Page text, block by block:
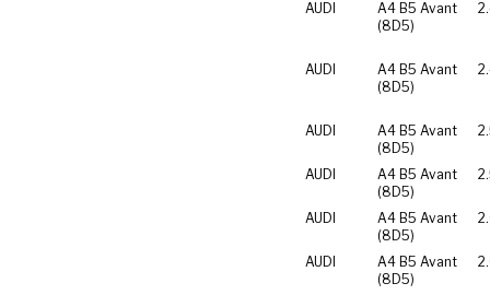
AUDI
A4 B5 Avant
(8D5)
AUDI
A4 B5 Avant
(8D5)
AUDI
A4 B5 Avant
(8D5)
AUDI
A4 B5 Avant
(8D5)
AUDI
A4 B5 Avant
(8D5)
AUDI
A4 B5 Avant
(8D5)